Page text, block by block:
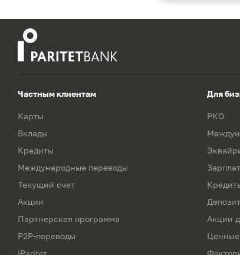
Частным клиентам
Карты
Вклады
Кредиты
Международные переводы
Текущий счет
Акции
Партнерская программа
P2P-переводы
iParitet
Для
РКО
Акции
Ценные